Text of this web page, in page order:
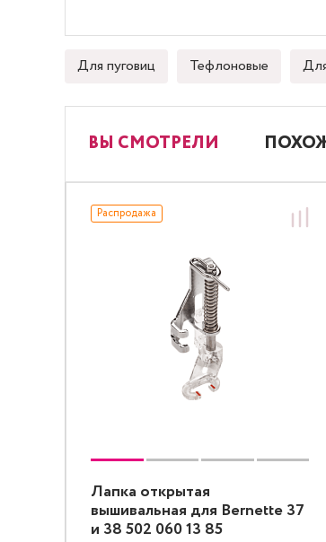
Для пуговиц Тефлоновые
ВЫ СМОТРЕЛИ
Распродажа
Лапка открытая
вышивальная для Bernette 37
и 38 502 060 13 85